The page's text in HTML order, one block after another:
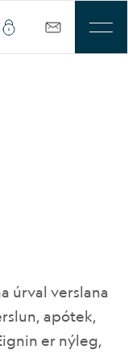
úrval verslana
apótek,
er nýleg,